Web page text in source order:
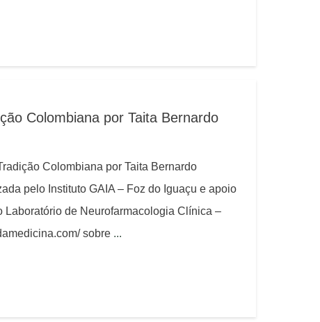
Colombiana por Taita Bernardo
Colombiana por Taita Bernardo
pelo Instituto GAIA – Foz do Iguaçu e apoio
Laboratório de Neurofarmacologia Clínica –
sobre ...